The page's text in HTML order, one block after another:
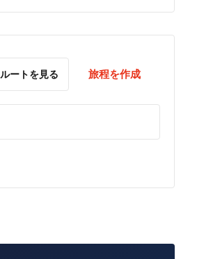
ルートを見る 旅程を作成